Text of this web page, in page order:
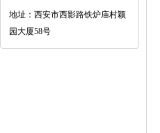
地址：西安市西影路铁炉庙村颖
园大厦58号